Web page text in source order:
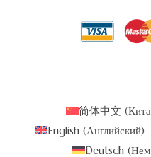
简体中文 (
English (Английский)
Deutsch(